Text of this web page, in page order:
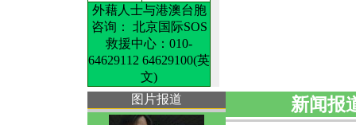
外藉人士与港澳台胞
咨询： 北京国际SOS
救援中心：010-
64629112 64629100(英
文)
图片报道
新闻报